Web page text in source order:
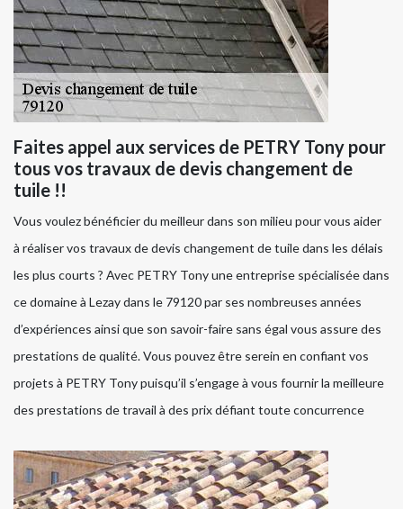
Faites appel aux services de PETRY Tony pour
tous vos travaux de devis changement de
tuile !!
Vous voulez bénéficier du meilleur dans son milieu pour vous aider
à réaliser vos travaux de devis changement de tuile dans les délais
les plus courts ? Avec PETRY Tony une entreprise spécialisée dans
ce domaine à Lezay dans le 79120 par ses nombreuses années
d’expériences ainsi que son savoir-faire sans égal vous assure des
prestations de qualité. Vous pouvez être serein en confiant vos
projets à PETRY Tony puisqu’il s’engage à vous fournir la meilleure
des prestations de travail à des prix défiant toute concurrence